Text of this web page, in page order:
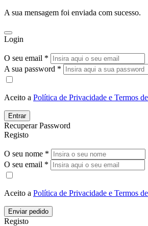
A sua mensagem foi enviada com sucesso.
Login
O seu email *
A sua password *
Aceito a Política de Privacidade e Termos
Entrar
Recuperar Password
Registo
O seu nome *
O seu email *
Aceito a Política de Privacidade e Termos
Enviar pedido
Registo